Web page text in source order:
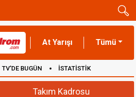
At Yarışı Tümü
TV'DE BUGÜN İSTATİSTİK
Takım Kadrosu